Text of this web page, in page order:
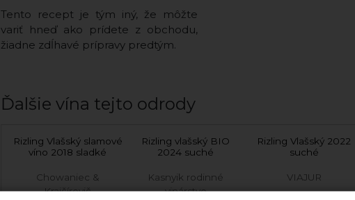
Tento recept je tým iný, že môžte
variť hneď ako prídete z obchodu,
žiadne zdĺhavé prípravy predtým.
Ďalšie vína tejto odrody
Rizling Vlašský slamové
víno 2018 sladké
Chowaniec &
Krajčírovič
Rizling vlašský BIO
2024 suché
Kasnyik rodinné
vinárstvo
Rizling Vlašský 2022
suché
VIAJUR